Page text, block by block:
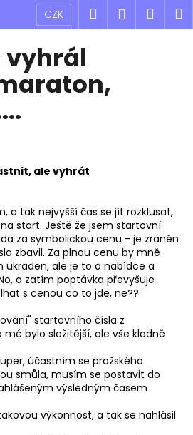
CZK Hledat
vyhrál
ale vyhrát
a tak nejvyšší čas se jít rozklusat,
start. Ještě že jsem startovní
za symbolickou cenu - je zraněn
zbavil. Za plnou cenu by mně
ale je to o nabídce a
a zatím poptávka převyšuje
s cenou co to jde, ne??
startovního čísla z
bylo složitější, ale vše kladně
účastním se pražského
smůla, musím se postavit do
výsledným časem
výkonnost, a tak se nahlásil